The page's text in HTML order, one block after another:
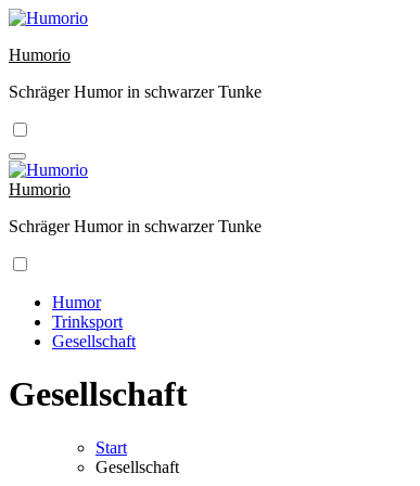
Zum
springen
Humorio
Schräger Humor in schwarzer Tunke
Humorio
Schräger Humor in schwarzer Tunke
Humor
Trinksport
Gesellschaft
Gesellschaft
Start
Gesellschaft